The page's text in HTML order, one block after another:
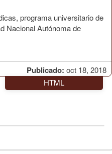
Publicado: oct 18, 2018
programa universitario de
Nacional Autónoma de
HTML